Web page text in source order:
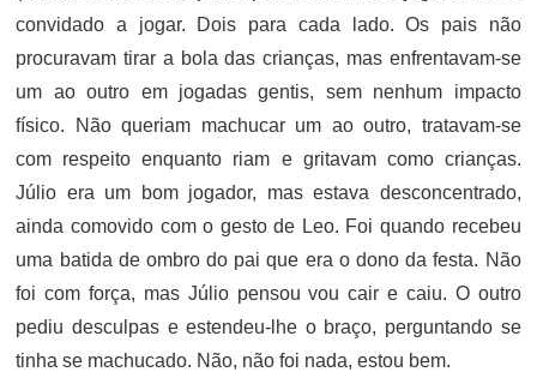
convidado a jogar. Dois para cada lado. Os pais não
procuravam tirar a bola das crianças, mas enfrentavam-se
um ao outro em jogadas gentis, sem nenhum impacto
físico. Não queriam machucar um ao outro, tratavam-se
com respeito enquanto riam e gritavam como crianças.
Júlio era um bom jogador, mas estava desconcentrado,
ainda comovido com o gesto de Leo. Foi quando recebeu
uma batida de ombro do pai que era o dono da festa. Não
foi com força, mas Júlio pensou vou cair e caiu. O outro
pediu desculpas e estendeu-lhe o braço, perguntando se
tinha se machucado. Não, não foi nada, estou bem.